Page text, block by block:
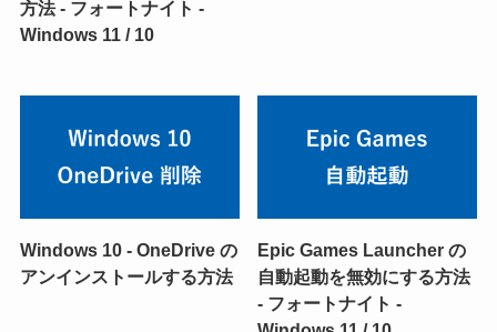
方法 - フォートナイト -
Windows 11 / 10
Windows 10 - OneDrive の
アンインストールする方法
Epic Games Launcher の
自動起動を無効にする方法
- フォートナイト -